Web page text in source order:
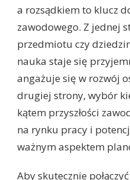
a rozsądkiem to klucz
zawodowego. Z jednej
przedmiotu czy
nauka staje się
angażuje się w rozwój
drugiej strony, wybór
kątem przyszłości
na rynku pracy i
ważnym aspektem
Aby skutecznie